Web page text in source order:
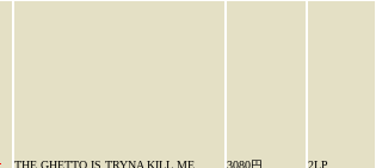
THE GHETTO IS TRYNA KILL ME 3080円 2LP